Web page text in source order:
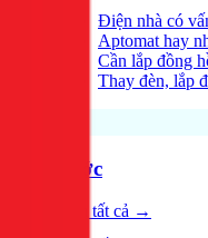
Điện nhà có
Aptomat hay
Cần lắp đồng
Thay đèn, lắp
Nước
Xem tất cả →